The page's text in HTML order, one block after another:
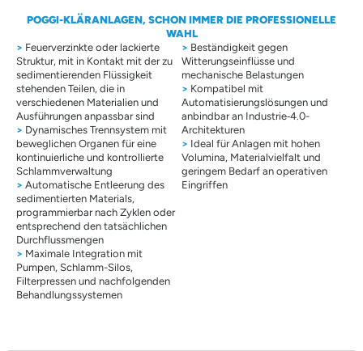
POGGI-KLÄRANLAGEN, SCHON IMMER DIE PROFESSIONELLE
WAHL
> Feuerverzinkte oder lackierte
Struktur, mit in Kontakt mit der zu
sedimentierenden Flüssigkeit
stehenden Teilen, die in
verschiedenen Materialien und
Ausführungen anpassbar sind
> Dynamisches Trennsystem mit
beweglichen Organen für eine
kontinuierliche und kontrollierte
Schlammverwaltung
> Automatische Entleerung des
sedimentierten Materials,
programmierbar nach Zyklen oder
entsprechend den tatsächlichen
Durchflussmengen
> Maximale Integration mit
Pumpen, Schlamm-Silos,
Filterpressen und nachfolgenden
Behandlungssystemen
> Beständigkeit gegen
Witterungseinflüsse und
mechanische Belastungen
> Kompatibel mit
Automatisierungslösungen und
anbindbar an Industrie‑4.0-
Architekturen
> Ideal für Anlagen mit hohen
Volumina, Materialvielfalt und
geringem Bedarf an operativen
Eingriffen